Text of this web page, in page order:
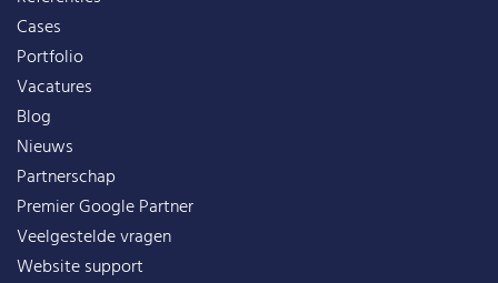
Cases
Portfolio
Vacatures
Blog
Nieuws
Partnerschap
Premier Google Partner
Veelgestelde vragen
Website support